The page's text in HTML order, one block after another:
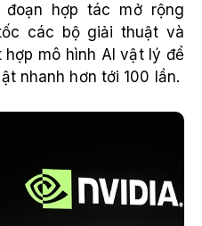
đoạn hợp tác mở rộng
các bộ giải thuật và
mô hình AI vật lý để
nhanh hơn tới 100 lần.